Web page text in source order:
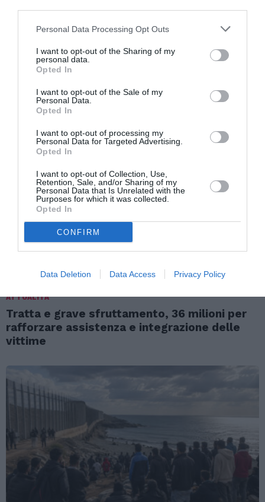
Personal Data Processing Opt Outs
I want to opt-out of the Sharing of my
personal data.
Opted In
I want to opt-out of the Sale of my
Personal Data.
Opted In
I want to opt-out of processing my
Personal Data for Targeted Advertising.
Opted In
I want to opt-out of Collection, Use,
Retention, Sale, and/or Sharing of my
Personal Data that Is Unrelated with the
Purposes for which it was collected.
Opted In
CONFIRM
Data Deletion Data Access Privacy Policy
Cagliari, smantellata rete accusata di
favorire l’immigrazione irregolare: otto fermi
ATTUALITÀ
Tratta e grave sfruttamento, 36 milioni per
rafforzare assistenza e integrazione delle
vittime